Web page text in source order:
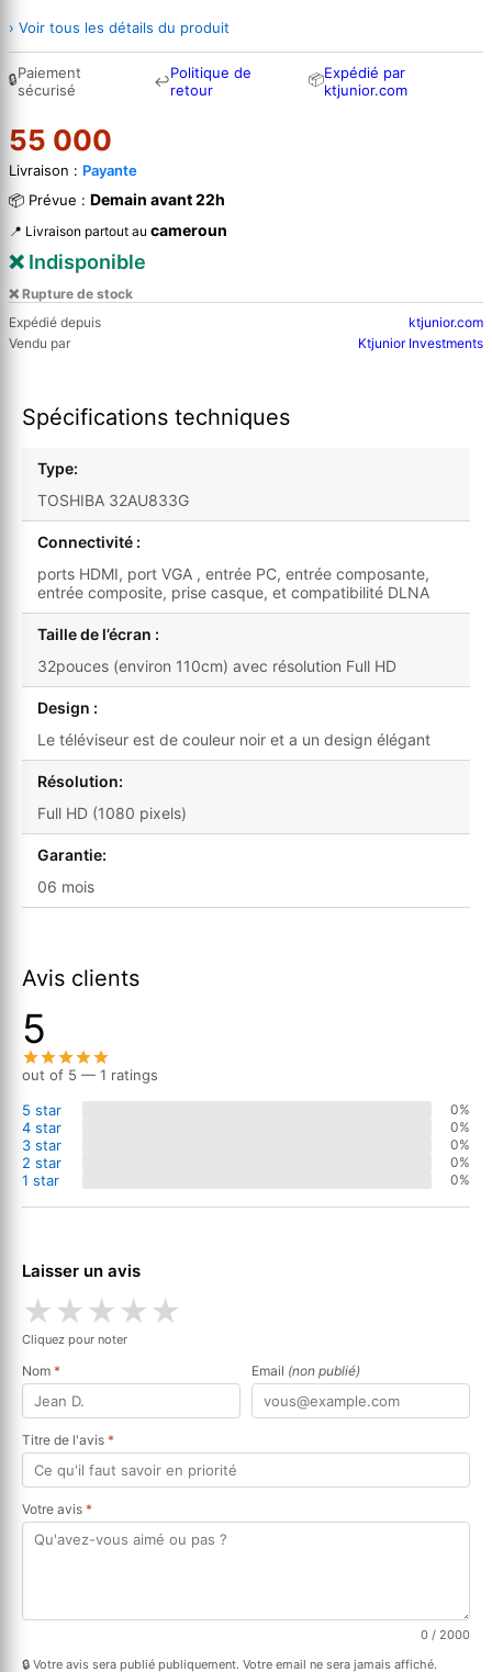
› Voir tous les détails du produit
🔒Paiement
sécurisé
↩Politique de
retour
📦Expédié par
ktjunior.com
55 000
Livraison : Payante
📦 Prévue : Demain avant 22h
📍 Livraison partout au cameroun
❌ Indisponible
❌ Rupture de stock
Expédié depuis
ktjunior.com
Vendu par
Ktjunior Investments
Spécifications techniques
Type:
TOSHIBA 32AU833G
Connectivité :
ports HDMI, port VGA , entrée PC, entrée composante,
entrée composite, prise casque, et compatibilité DLNA
Taille de l’écran :
32pouces (environ 110cm) avec résolution Full HD
Design :
Le téléviseur est de couleur noir et a un design élégant
Résolution:
Full HD (1080 pixels)
Garantie:
06 mois
Avis clients
5
out of 5 — 1 ratings
5 star
0%
4 star 0%
3 star 0%
2 star 0%
1 star 0%
Laisser un avis
★★★★★
Cliquez pour noter
Nom * Email (non publié)
Titre de l'avis *
Votre avis *
0 / 2000
🔒 Votre avis sera publié publiquement. Votre email ne sera jamais affiché.